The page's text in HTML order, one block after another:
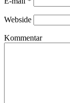
Webside
Kommentar